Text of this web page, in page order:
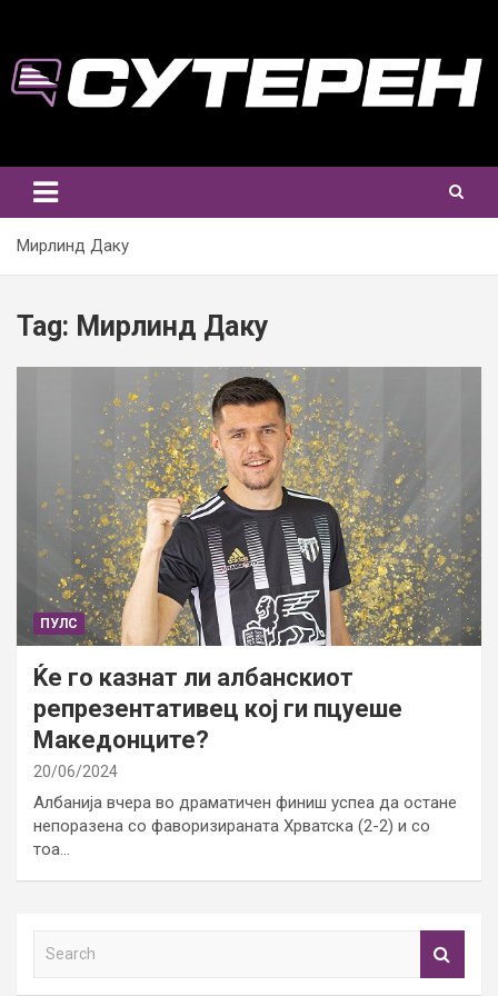
content
Мирлинд Даку
Tag: Мирлинд Даку
ПУЛС
Ќе го казнат ли албанскиот
репрезентативец кој ги пцуеше
Македонците?
20/06/2024
Албанија вчера во драматичен финиш успеа да остане
непоразена со фаворизираната Хрватска (2-2) и со
тоа…